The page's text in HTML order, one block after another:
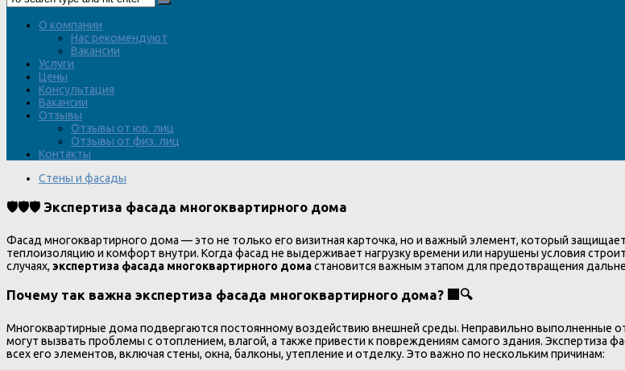
О компании
Нас рекомендуют
Вакансии
Услуги
Цены
Консультация
Вакансии
Отзывы
Отзывы от юр. лиц
Отзывы от физ. лиц
Контакты
Стены и фасады
🛡️🛡️🛡️ Экспертиза фасада многоквартирного дома
Фасад многоквартирного дома — это не только его визитная карточка, но и важный элемент, который
теплоизоляцию и комфорт внутри. Когда фасад не выдерживает нагрузку времени или нарушены условия
случаях, экспертиза фасада многоквартирного домастановится важным этапом для предотвращения
Почему так важна экспертиза фасада многоквартирного дома? 🏢🔍
Многоквартирные дома подвергаются постоянному воздействию внешней среды. Неправильно выполненные
могут вызвать проблемы с отоплением, влагой, а также привести к повреждениям самого здания. Экспертиза
всех его элементов, включая стены, окна, балконы, утепление и отделку. Это важно по нескольким причинам: